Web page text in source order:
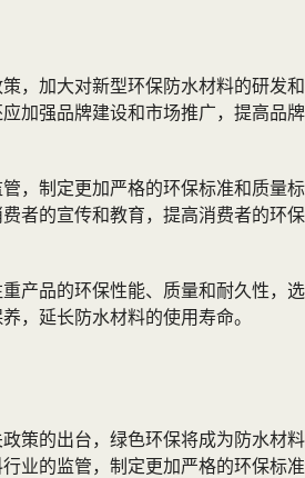
，加大对新型环保防水材料的研发
加强品牌建设和市场推广，提高品
，制定更加严格的环保标准和质量
者的宣传和教育，提高消费者的环保
产品的环保性能、质量和耐久性，
，延长防水材料的使用寿命。
策的出台，绿色环保将成为防水材
业的监管，制定更加严格的环保标